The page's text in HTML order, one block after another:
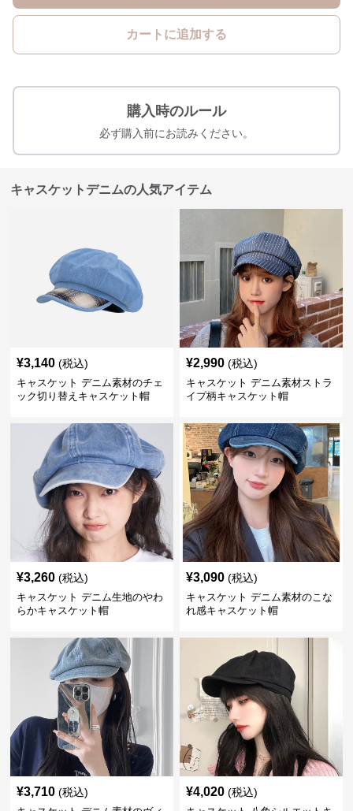
カートに追加する
購入時のルール
必ず購入前にお読みください。
キャスケットデニムの人気アイテム
¥3,140 (税込)
キャスケット デニム素材のチェ
ック切り替えキャスケット帽
¥2,990 (税込)
キャスケット デニム素材ストラ
イプ柄キャスケット帽
¥3,260 (税込)
キャスケット デニム生地のやわ
らかキャスケット帽
¥3,090 (税込)
キャスケット デニム素材のこな
れ感キャスケット帽
¥3,710 (税込) ¥4,020 (税込)